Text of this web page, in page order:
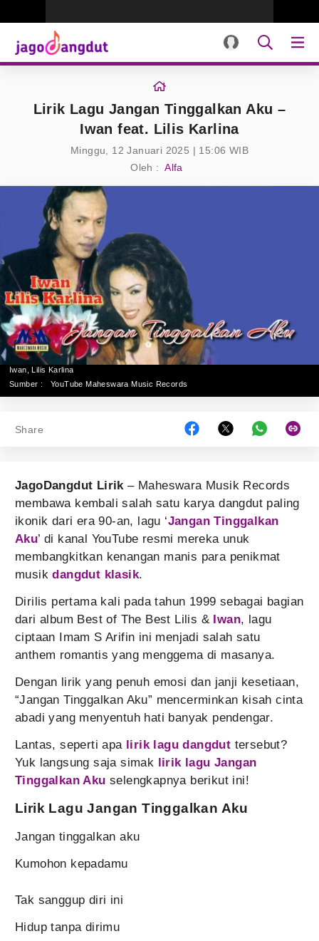
Lirik Lagu Jangan Tinggalkan Aku –
Iwan feat. Lilis Karlina
Minggu, 12 Januari 2025 | 15:06 WIB
Oleh : Alfa
Iwan, Lilis Karlina
Sumber :
YouTube Maheswara Music Records
Share
JagoDangdut Lirik– Maheswara Musik Records
membawa kembali salah satu karya dangdut paling
ikonik dari era 90-an, lagu ‘Jangan Tinggalkan
Aku’ di kanal YouTube resmi mereka unuk
membangkitkan kenangan manis para penikmat
musikdangdut klasik.
Dirilis pertama kali pada tahun 1999 sebagai bagian
dari album Best of The Best Lilis & Iwan, lagu
ciptaan Imam S Arifin ini menjadi salah satu
anthem romantis yang menggema di masanya.
Dengan lirik yang penuh emosi dan janji kesetiaan,
“Jangan Tinggalkan Aku” mencerminkan kisah cinta
abadi yang menyentuh hati banyak pendengar.
Lantas, seperti apa lirik lagu dangdut tersebut?
Yuk langsung saja simak lirik lagu Jangan
Tinggalkan Aku selengkapnya berikut ini!
Lirik Lagu Jangan Tinggalkan Aku
Jangan tinggalkan aku
Kumohon kepadamu
Tak sanggup diri ini
Hidup tanpa dirimu